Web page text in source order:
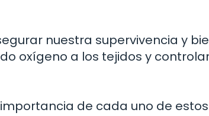
nuestra supervivencia y
oxígeno a los tejidos y
de cada uno de